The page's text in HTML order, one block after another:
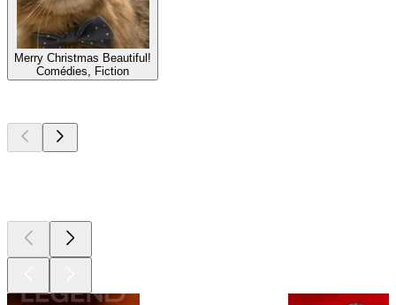
Merry Christmas Beautiful!
Comédies, Fiction